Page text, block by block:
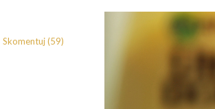
Skomentuj (59)